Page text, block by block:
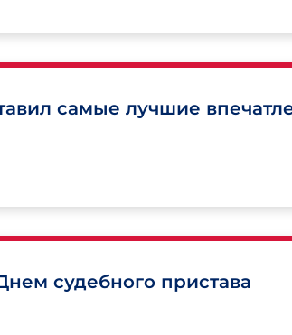
самые лучшие
судебного пристава